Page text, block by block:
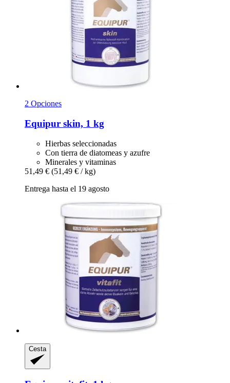
2 Opciones
Equipur skin, 1 kg
Hierbas seleccionadas
Con tierra de diatomeas y azufre
Minerales y vitaminas
51,49 € (51,49 € / kg)
Entrega hasta el 19 agosto
Cesta